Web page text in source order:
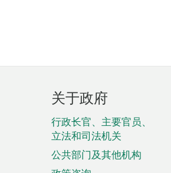
页
脚
菜
单
关于政府
行政长官、主要官员、
立法和司法机关
公共部门及其他机构